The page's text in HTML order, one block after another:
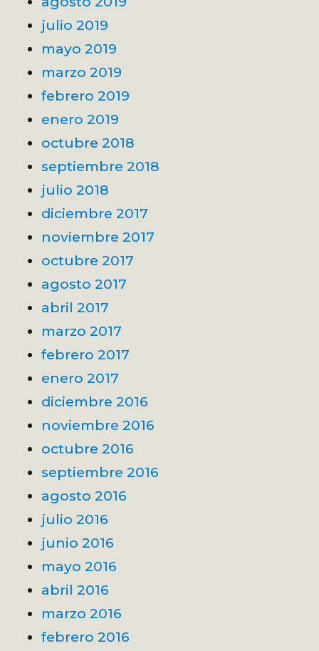
julio 2019
mayo 2019
marzo 2019
febrero 2019
enero 2019
octubre 2018
septiembre 2018
julio 2018
diciembre 2017
noviembre 2017
octubre 2017
agosto 2017
abril 2017
marzo 2017
febrero 2017
enero 2017
diciembre 2016
noviembre 2016
octubre 2016
septiembre 2016
agosto 2016
julio 2016
junio 2016
mayo 2016
abril 2016
marzo 2016
febrero 2016